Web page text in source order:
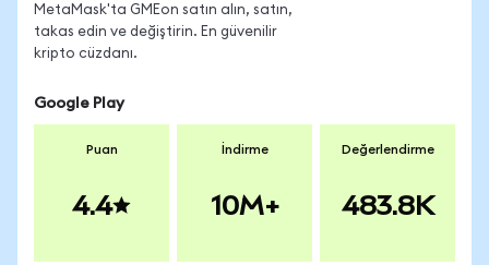
MetaMask'ta GMEon satın alın, satın,
takas edin ve değiştirin. En güvenilir
kripto cüzdanı.
Google Play
Puan
4.4
İndirme
10M+
Değerlendirme
483.8K